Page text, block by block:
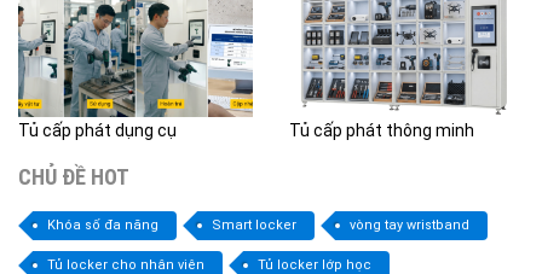
Tủ cấp phát dụng cụ Tủ cấp phát thông minh
CHỦ ĐỀ HOT
Khóa số đa năng Smart locker vòng tay wristband
Tủ locker cho nhân viên Tủ locker lớp học